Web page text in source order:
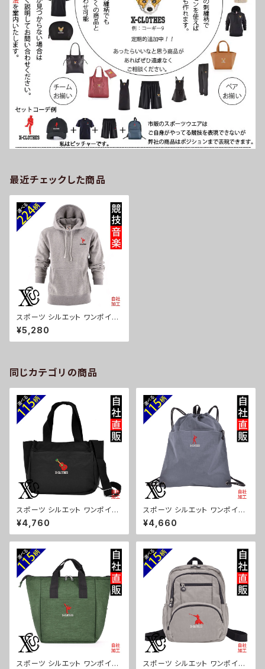
最近チェックした商品
スポーツ シルエット ワンポイン
ト 刺繍 裏起毛 パーカー 長袖
プルオーバー メンズ トレーナー
オリジナル 無地 ロゴ おしゃれ
字 面白い おもしろ 卒団 記念品
部活 卒業 ori-am-pkn3-g08
-s
¥5,280
同じカテゴリの商品
スポーツ シルエット ワンポイン
ト 刺繍トート ショルダーバッグ
カジュアル 軽量 レディース メン
ズ 雑貨 グッズ 自社ブランド 柄
バスケ テニス 和太鼓 大相撲 or
i-a-bg181-b08-s
¥4,760
スポーツ シルエット ワンポイン
ト 刺繍撥水 ナイロン ナップサッ
ク メンズ 大容量 ジム サブバッ
グ レディース 雑貨 グッズ 自社
野球 サッカー バスケ テニス 和
太鼓 大相撲 ori-a-bg180-b0
8-s
¥4,660
スポーツ シルエット ワンポイン
スポーツ シルエット ワンポイン